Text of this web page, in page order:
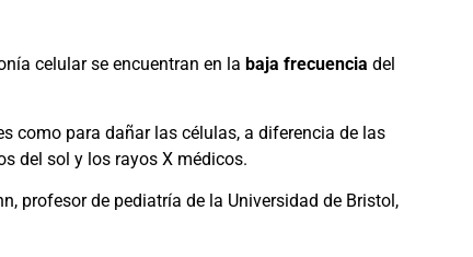
celular se encuentran en la baja frecuencia del
como para dañar las células, a diferencia de las
del sol y los rayos X médicos.
profesor de pediatría de la Universidad de Bristol,